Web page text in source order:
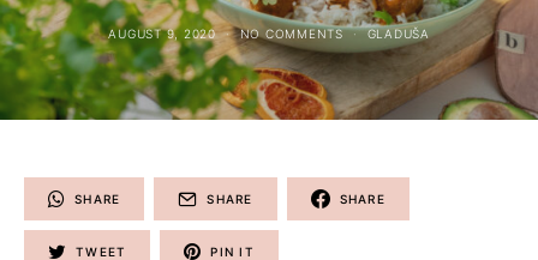
AUGUST 9, 2020 NO COMMENTS GLADUŠA
SHARE SHARE SHARE
TWEET PIN IT